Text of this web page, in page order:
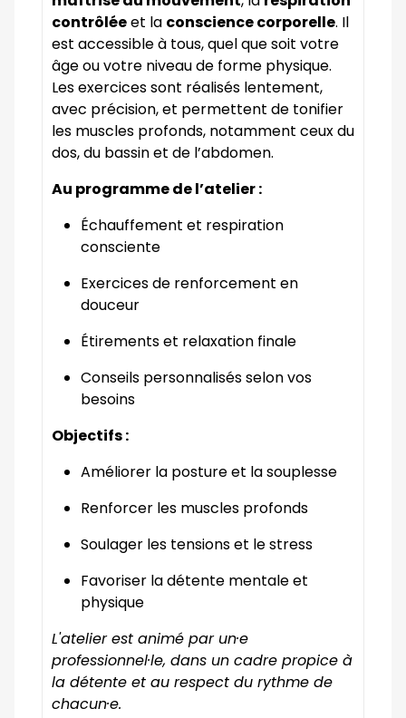
contrôléeet la conscience corporelle. Il
est accessible à tous, quel que soit votre
âge ou votre niveau de forme physique.
Les exercices sont réalisés lentement,
avec précision, et permettent de tonifier
les muscles profonds, notamment ceux du
dos, du bassin et de l’abdomen.
Au programme de l’atelier :
Échauffement et respiration
consciente
Exercices de renforcement en
douceur
Étirements et relaxation finale
Conseils personnalisés selon vos
besoins
Objectifs :
Améliorer la posture et la souplesse
Renforcer les muscles profonds
Soulager les tensions et le stress
Favoriser la détente mentale et
physique
L'atelier est animé par un·e
professionnel·le, dans un cadre propice à
la détente et au respect du rythme de
chacun·e.